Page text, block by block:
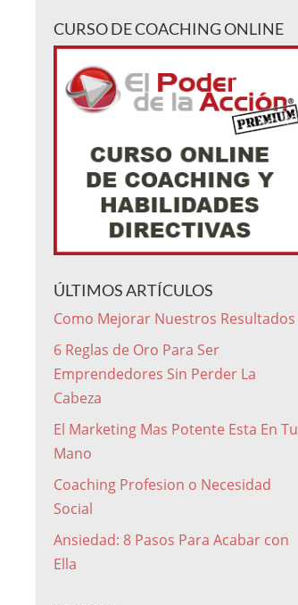
CURSO DE COACHING ONLINE
ÚLTIMOS ARTÍCULOS
Como Mejorar Nuestros Resultados
6 Reglas de Oro Para Ser
Emprendedores Sin Perder La
Cabeza
El Marketing Mas Potente Esta En Tu
Mano
Coaching Profesion o Necesidad
Social
Ansiedad: 8 Pasos Para Acabar con
Ella